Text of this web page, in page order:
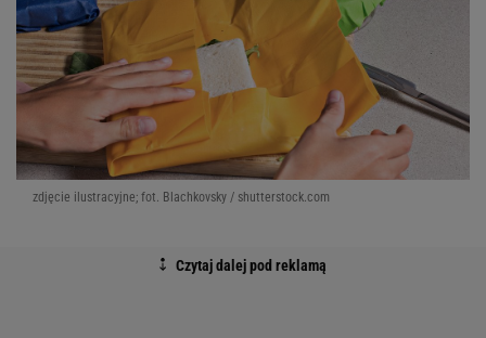
zdjęcie ilustracyjne; fot. Blachkovsky / shutterstock.com